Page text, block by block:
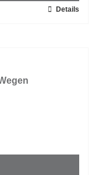
Details